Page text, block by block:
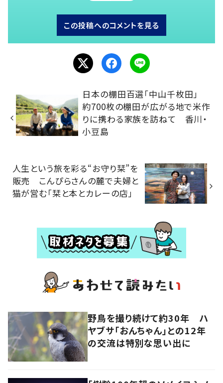
この投稿へのコメントを見る
日本の棚田百選「中山千枚田」
約700枚の棚田が広がる地で米作
りに携わる家族を訪ねて 香川・
小豆島
人生という旅を彩る“お守り栞”を
販売 こんぴらさんの麓で夫婦と
猫が営む「栞と本とカレーの店」
野鳥を撮り続けて約30年 ハ
ヤブサ「おんちゃん」との12年
の交流は特別な思い出に